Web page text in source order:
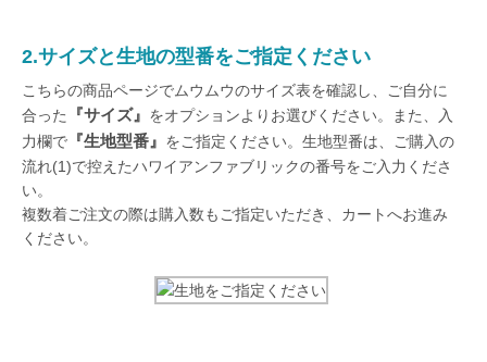
2.サイズと生地の型番をご指定ください
こちらの商品ページでムウムウのサイズ表を確認し、ご自分に
合った
『サイズ』 をオプションよりお選びください。また、入
力欄で 『生地型番』 をご指定ください。生地型番は、ご購入の
流れ(1)で控えたハワイアンファブリックの番号をご入力くださ
い。
複数着ご注文の際は購入数もご指定いただき、カートへお進み
ください。